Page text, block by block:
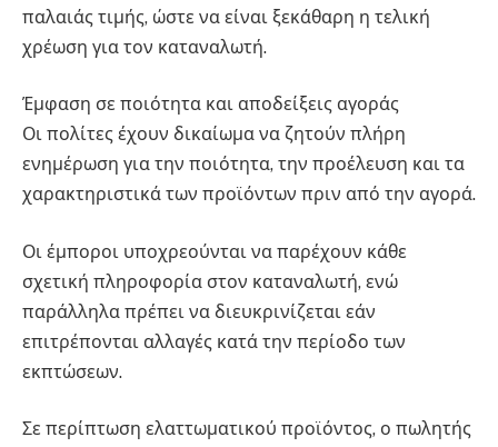
παλαιάς τιμής, ώστε να είναι ξεκάθαρη η τελική
χρέωση για τον καταναλωτή.
Έμφαση σε ποιότητα και αποδείξεις αγοράς
Οι πολίτες έχουν δικαίωμα να ζητούν πλήρη
ενημέρωση για την ποιότητα, την προέλευση και τα
χαρακτηριστικά των προϊόντων πριν από την αγορά.
Οι έμποροι υποχρεούνται να παρέχουν κάθε
σχετική πληροφορία στον καταναλωτή, ενώ
παράλληλα πρέπει να διευκρινίζεται εάν
επιτρέπονται αλλαγές κατά την περίοδο των
εκπτώσεων.
Σε περίπτωση ελαττωματικού προϊόντος, ο πωλητής